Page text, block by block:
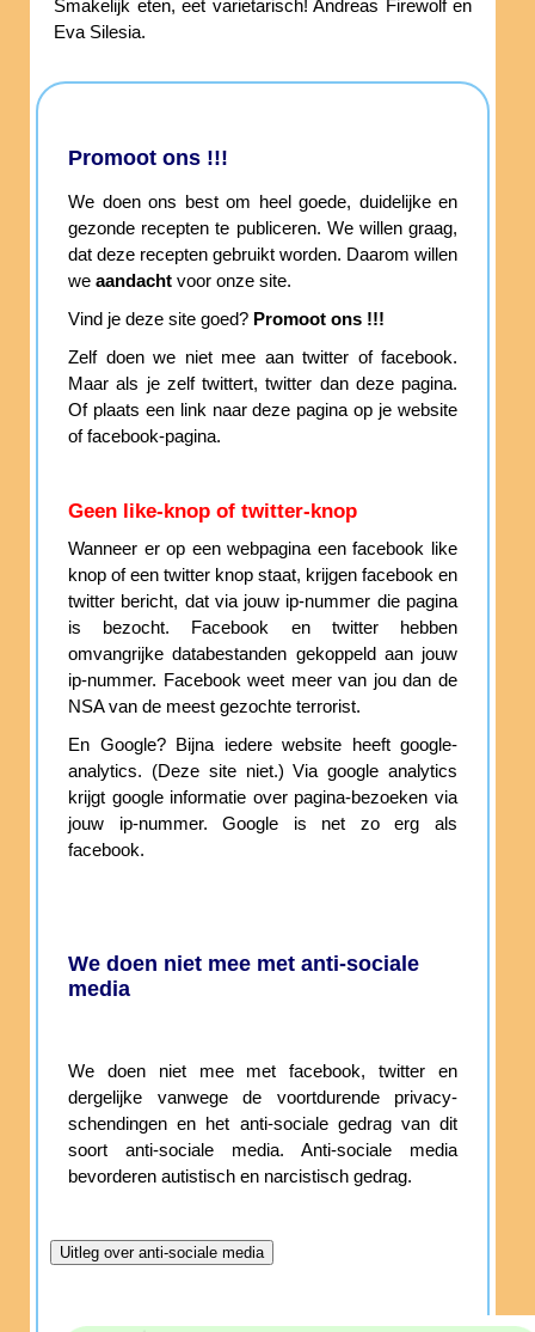
Smakelijk eten, eet varietarisch! Andreas Firewolf en
Eva Silesia.
Promoot ons !!!
We doen ons best om heel goede, duidelijke en
gezonde recepten te publiceren. We willen graag,
dat deze recepten gebruikt worden. Daarom willen
we aandacht voor onze site.
Vind je deze site goed? Promoot ons !!!
Zelf doen we niet mee aan twitter of facebook.
Maar als je zelf twittert, twitter dan deze pagina.
Of plaats een link naar deze pagina op je website
of facebook-pagina.
Geen like-knop of twitter-knop
Wanneer er op een webpagina een facebook like
knop of een twitter knop staat, krijgen facebook en
twitter bericht, dat via jouw ip-nummer die pagina
is bezocht. Facebook en twitter hebben
omvangrijke databestanden gekoppeld aan jouw
ip-nummer. Facebook weet meer van jou dan de
NSA van de meest gezochte terrorist.
En Google? Bijna iedere website heeft google-
analytics. (Deze site niet.) Via google analytics
krijgt google informatie over pagina-bezoeken via
jouw ip-nummer. Google is net zo erg als
facebook.
We doen niet mee met anti-sociale
media
We doen niet mee met facebook, twitter en
dergelijke vanwege de voortdurende privacy-
schendingen en het anti-sociale gedrag van dit
soort anti-sociale media. Anti-sociale media
bevorderen autistisch en narcistisch gedrag.